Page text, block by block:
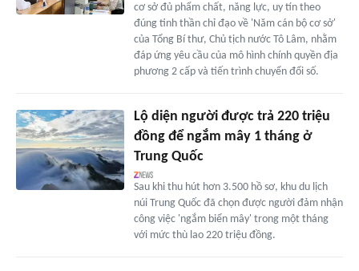
cơ sở đủ phẩm chất, năng lực, uy tín theo
đúng tinh thần chỉ đạo về 'Năm cán bộ cơ sở'
của Tổng Bí thư, Chủ tịch nước Tô Lâm, nhằm
đáp ứng yêu cầu của mô hình chính quyền địa
phương 2 cấp và tiến trình chuyển đổi số.
Lộ diện người được trả 220 triệu
đồng để ngắm mây 1 tháng ở
Trung Quốc
Sau khi thu hút hơn 3.500 hồ sơ, khu du lịch
núi Trung Quốc đã chọn được người đảm nhận
công việc 'ngắm biển mây' trong một tháng
với mức thù lao 220 triệu đồng.